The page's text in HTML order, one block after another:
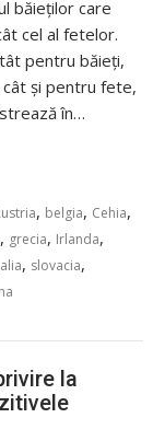
băieților care
cel al fetelor.
pentru băieți,
și pentru fete,
în…
, belgia, Cehia,
, grecia, Irlanda,
, slovacia,
la